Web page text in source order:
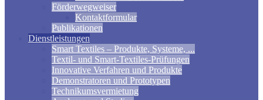
Förderwegweiser
Kontaktformular
Publikationen
Dienstleistungen
Smart Textiles – Produkte, Systeme, ...
Textil- und Smart-Textiles-Prüfungen
Innovative Verfahren und Produkte
Demonstratoren und Prototypen
Technikumsvermietung